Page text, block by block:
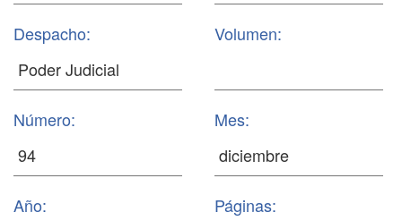
Despacho: Volumen:
Número: Mes:
Año: Páginas: